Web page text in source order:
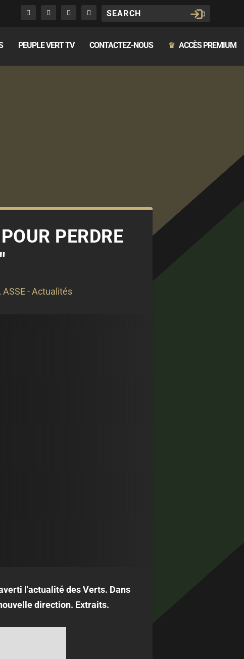
PEUPLE VERT TV CONTACTEZ-NOUS ♛ ACCÈS PREMIUM
PERDRE
, ASSE - Actualités
l'actualité des Verts. Dans
direction. Extraits.